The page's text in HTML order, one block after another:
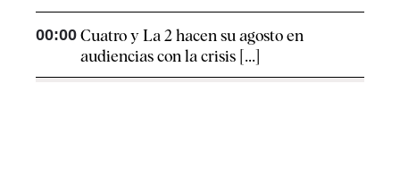
00:00 Cuatro y La 2 hacen su agosto en
audiencias con la crisis [...]